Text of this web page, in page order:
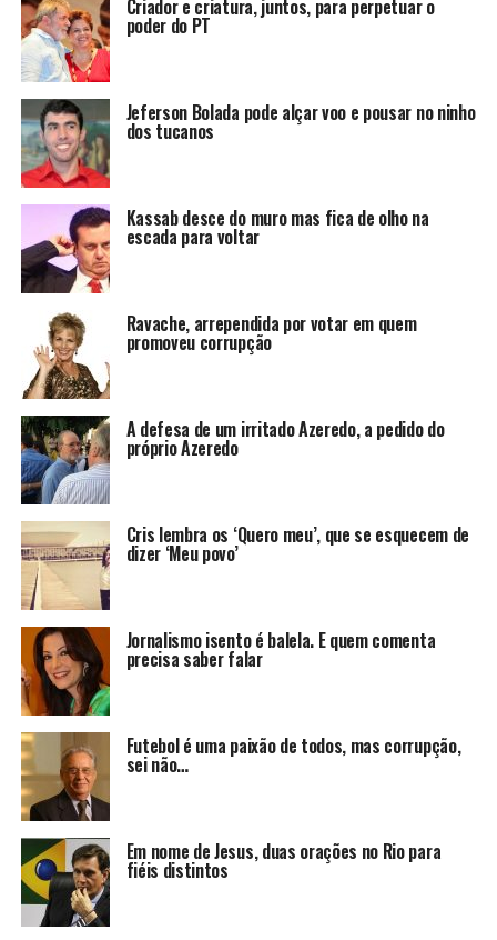
Criador e criatura, juntos, para perpetuar o
poder do PT
Jeferson Bolada pode alçar voo e pousar no ninho
dos tucanos
Kassab desce do muro mas fica de olho na
escada para voltar
Ravache, arrependida por votar em quem
promoveu corrupção
A defesa de um irritado Azeredo, a pedido do
próprio Azeredo
Cris lembra os ‘Quero meu’, que se esquecem de
dizer ‘Meu povo’
Jornalismo isento é balela. E quem comenta
precisa saber falar
Futebol é uma paixão de todos, mas corrupção,
sei não…
Em nome de Jesus, duas orações no Rio para
fiéis distintos